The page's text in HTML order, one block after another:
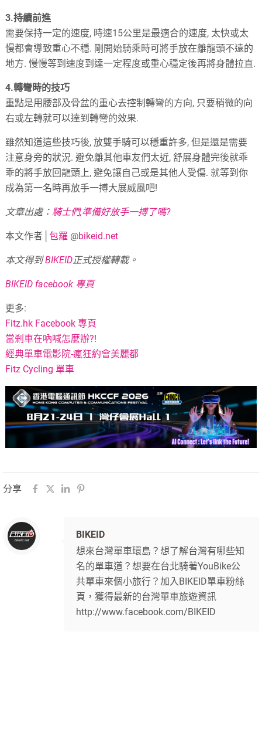
3.持續前進
需要保持一定的速度, 時速15公里是最適合的速度, 太快或太
慢都會導致重心不穩. 剛開始騎乘時可將手放在離龍頭不遠的
地方. 慢慢等到速度到達一定程度或重心穩定後再將身體拉直.
4.轉彎時的技巧
重點是用腰部及骨盆的重心去控制轉彎的方向, 只要稍微的向
右或左轉就可以達到轉彎的效果.
雖然知道這些技巧後, 放雙手騎可以穩重許多, 但是還是需要
注意身旁的狀況. 避免離其他車友們太近, 舒展身體完後就乖
乖的將手放回龍頭上, 避免讓自己或是其他人受傷. 就等到你
成為第一名時再放手一搏大展威風吧!
文章出處： 騎士們,準備好放手一搏了嗎?
本文作者│包羅 @bikeid.net
本文得到BIKEID正式授權轉載。
BIKEID facebook 專頁
更多:
Fitz.hk Facebook 專頁
當剎車在吶喊怎麼辦?!
經典單車電影院-瘋狂約會美麗都
Fitz Cycling 單車
分享
BIKEID
想來台灣單車環島？想了解台灣有哪些知
名的單車道？想要在台北騎著YouBike公
共單車來個小旅行？加入BIKEID單車粉絲
頁，獲得最新的台灣單車旅遊資訊
http://www.facebook.com/BIKEID